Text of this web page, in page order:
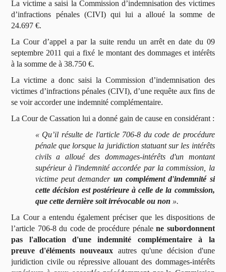
La victime a saisi la Commission d’indemnisation des victimes
d’infractions pénales (CIVI) qui lui a alloué la somme de
24.697 €.
La Cour d’appel a par la suite rendu un arrêt en date du 09
septembre 2011 qui a fixé le montant des dommages et intérêts
à la somme de à 38.750 €.
La victime a donc saisi la Commission d’indemnisation des
victimes d’infractions pénales (CIVI), d’une requête aux fins de
se voir accorder une indemnité complémentaire.
La Cour de Cassation lui a donné gain de cause en considérant :
« Qu’il résulte de l'article 706-8 du code de procédure
pénale que lorsque la juridiction statuant sur les intérêts
civils a alloué des dommages-intérêts d'un montant
supérieur à l'indemnité accordée par la commission, la
victime peut demander un complément d'indemnité si
cette décision est postérieure à celle de la commission,
que cette dernière soit irrévocable ou non ».
La Cour a entendu également préciser que les dispositions de
l’article 706-8 du code de procédure pénalene subordonnent
pas l'allocation d'une indemnité complémentaire à la
preuve d'éléments nouveaux autres qu'une décision d'une
juridiction civile ou répressive allouant des dommages-intérêts